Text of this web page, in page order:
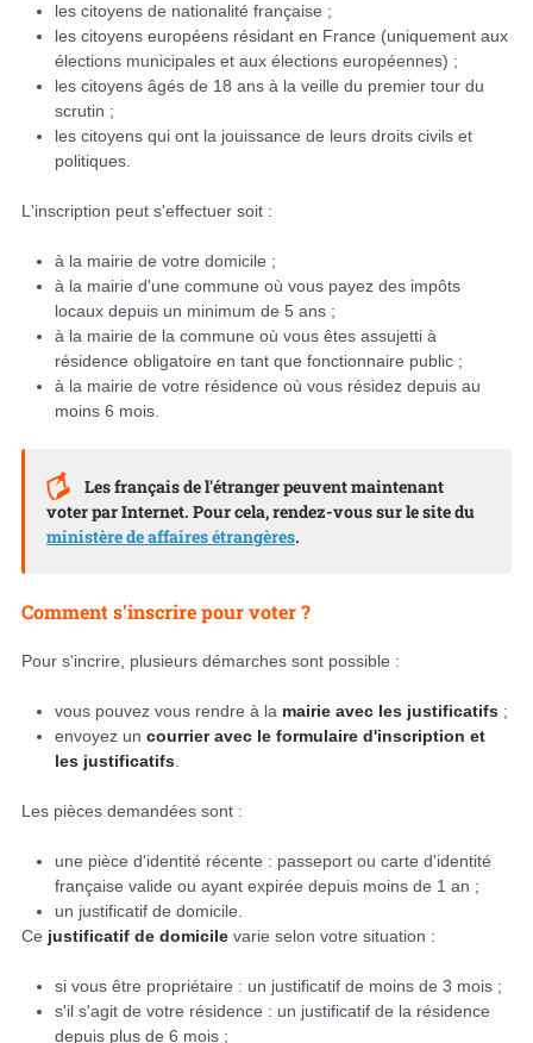
les citoyens de nationalité française ;
les citoyens européens résidant en France (uniquement aux
élections municipales et aux élections européennes) ;
les citoyens âgés de 18 ans à la veille du premier tour du
scrutin ;
les citoyens qui ont la jouissance de leurs droits civils et
politiques.
L'inscription peut s'effectuer soit :
à la mairie de votre domicile ;
à la mairie d'une commune où vous payez des impôts
locaux depuis un minimum de 5 ans ;
à la mairie de la commune où vous êtes assujetti à
résidence obligatoire en tant que fonctionnaire public ;
à la mairie de votre résidence où vous résidez depuis au
moins 6 mois.
Les français de l'étranger peuvent maintenant
voter par Internet. Pour cela, rendez-vous sur le site du
ministère de affaires étrangères.
Comment s'inscrire pour voter ?
Pour s'incrire, plusieurs démarches sont possible :
vous pouvez vous rendre à la mairie avec les justificatifs ;
envoyez un courrier avec le formulaire d'inscription et
les justificatifs
Les pièces demandées sont :
une pièce d'identité récente : passeport ou carte d'identité
française valide ou ayant expirée depuis moins de 1 an ;
un justificatif de domicile.
Ce justificatif de domicile varie selon votre situation :
si vous être propriétaire : un justificatif de moins de 3 mois ;
s'il s'agit de votre résidence : un justificatif de la résidence
depuis plus de 6 mois ;